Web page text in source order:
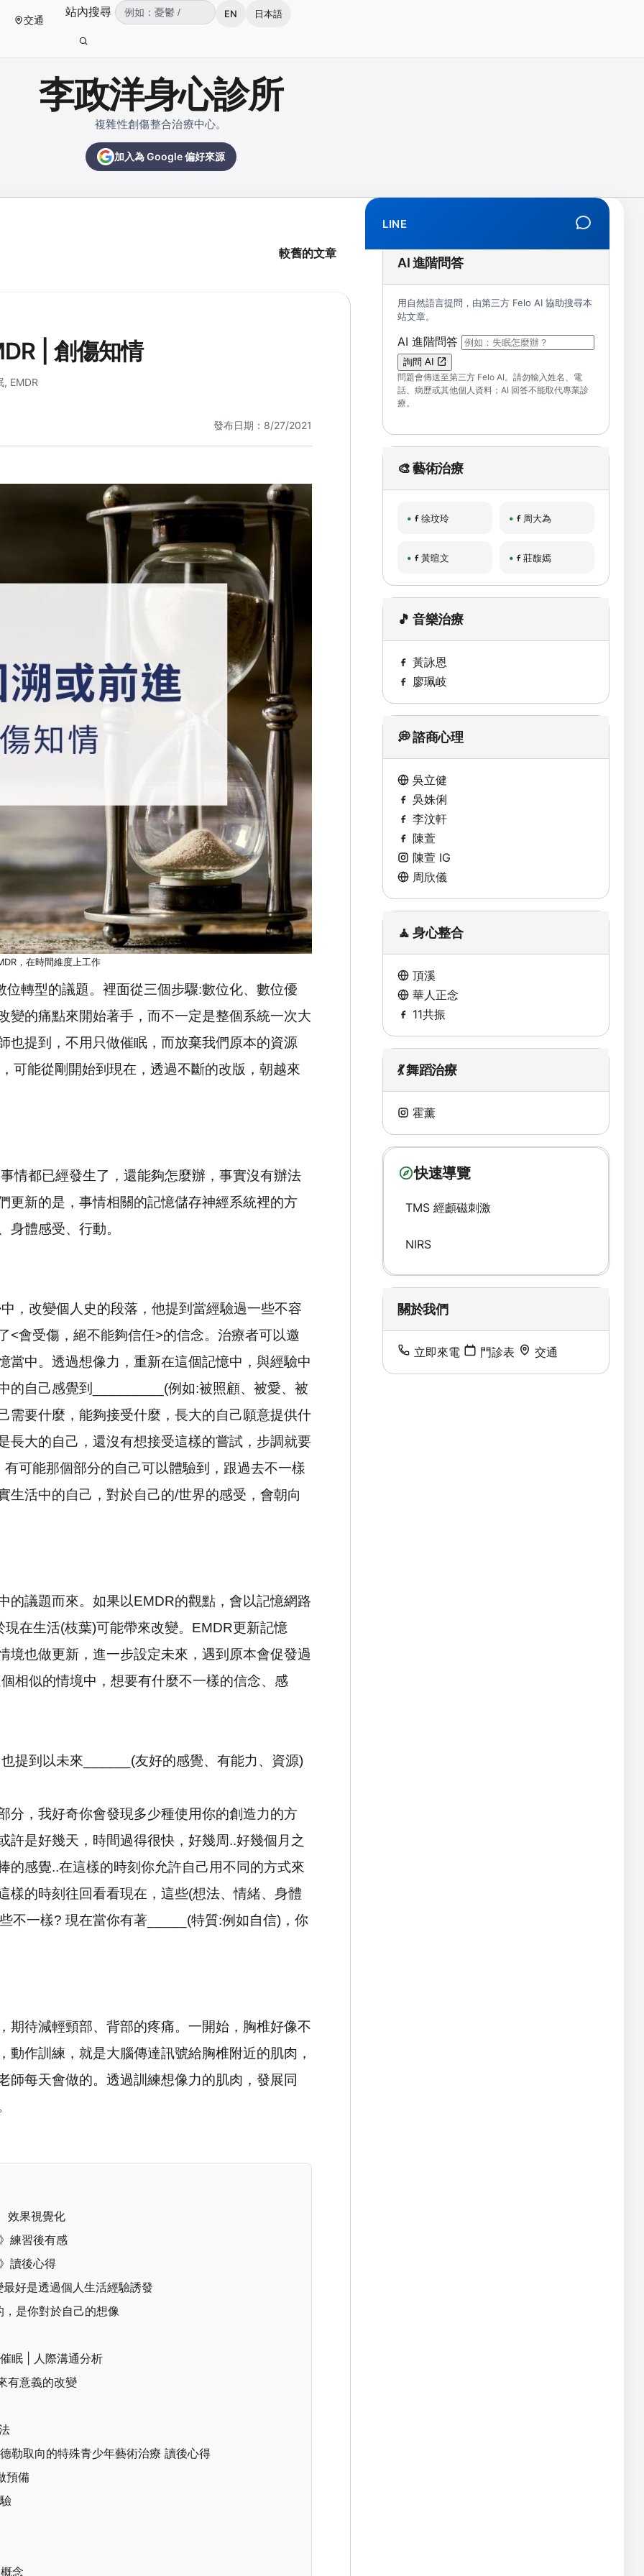
交通
站內搜尋 （可輸入：憂鬱、焦慮、失眠、ADHD、雙相、拒學、創傷、解離、EMDR、TMS、NIRS、預約）
EN 日本語
李政洋身心診所
複雜性創傷整合治療中心。
加入為 Google 偏好來源
較舊的文章
| 創傷知情
, EMDR
發布日期：8/27/2021
，在時間維度上工作
位轉型的議題。裡面從三個步驟:數位化、數位優
變的痛點來開始著手，而不一定是整個系統一次大
也提到，不用只做催眠，而放棄我們原本的資源
可能從剛開始到現在，透過不斷的改版，朝越來
事情都已經發生了，還能夠怎麼辦，事實沒有辦法
更新的是，事情相關的記憶儲存神經系統裡的方
身體感受、行動。
中，改變個人史的段落，他提到當經驗過一些不容
<會受傷，絕不能夠信任>的信念。治療者可以邀
當中。透過想像力，重新在這個記憶中，與經驗中
的自己感覺到
_________(例如:被照顧、被愛、被
需要什麼，能夠接受什麼，長大的自己願意提供什
長大的自己，還沒有想接受這樣的嘗試，步調就要
有可能那個部分的自己可以體驗到，跟過去不一樣
生活中的自己，對於自己的/世界的感受，會朝向
的議題而來。如果以EMDR的觀點，會以記憶網路
現在生活(枝葉)可能帶來改變。 EMDR更新記憶
境也做更新，進一步設定未來，遇到原本會促發過
相似的情境中，想要有什麼不一樣的信念、感
提到以未來 ______(友好的感覺、有能力、資源)
分，我好奇你會發現多少種使用你的創造力的方
許是好幾天，時間過得很快，好幾周..好幾個月之
的感覺..在這樣的時刻你允許自己用不同的方式來
樣的時刻往回看看現在，這些(想法、情緒、身體
不一樣? 現在當你有著 _____(特質:例如自信) ，你
期待減輕頸部、背部的疼痛。一開始，胸椎好像不
作訓練，就是大腦傳達訊號給胸椎附近的肌肉，
師每天會做的。透過訓練想像力的肌肉，發展同
效果視覺化
練習後有感
讀後心得
好是透過個人生活經驗誘發
是你對於自己的想像
眠 | 人際溝通分析
有意義的改變
勒取向的特殊青少年藝術治療 讀後心得
預備
念
LINE
AI 進階問答
用自然語言提問，由第三方 Felo AI 協助搜尋本
站文章。
AI 進階問答 （可輸入自然語言問題；送出後會
詢問 AI
問題會傳送至第三方 Felo AI。請勿輸入姓名、電
話、病歷或其他個人資料；AI 回答不能取代專業診
療。
🎨 藝術治療
徐玟玲 周大為
黃暄文 莊馥嫣
🎵 音樂治療
黃詠恩
廖珮岐
💭 諮商心理
吳立健
吳姝俐
李汶軒
陳萱
陳萱 IG
周欣儀
🧘 身心整合
頂溪
華人正念
11共振
💃 舞蹈治療
霍薰
快速導覽
TMS 經顱磁刺激
NIRS
關於我們
立即來電 門診表 交通